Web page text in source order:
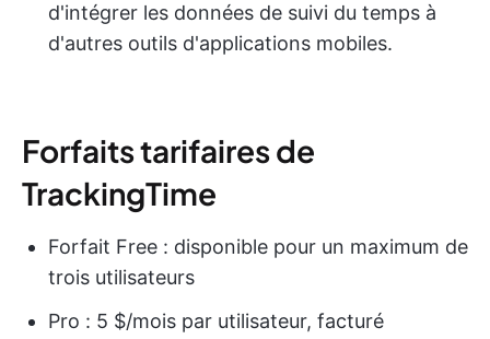
d'intégrer les données de suivi du temps à
d'autres outils d'applications mobiles.
Forfaits tarifaires de
TrackingTime
Forfait Free : disponible pour un maximum de
trois utilisateurs
Pro : 5 $/mois par utilisateur, facturé